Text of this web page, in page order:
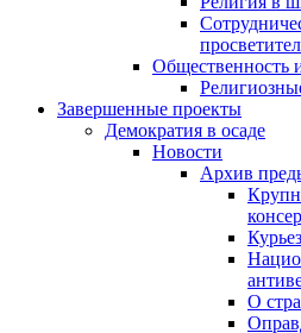
Завершенные проекты
Демократия в осаде
Новости
Архив
О